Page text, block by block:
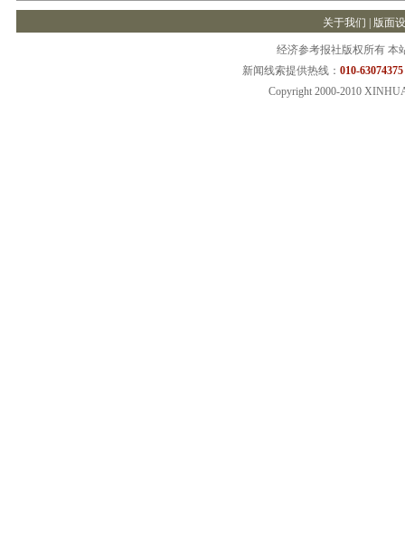
关于我们 版面
经济参考报社版权所有 本
新闻线索提供热线： 010-
Copyright 2000-2010